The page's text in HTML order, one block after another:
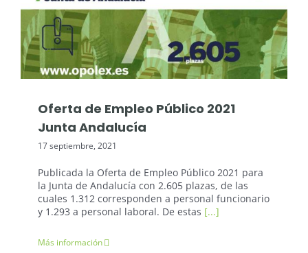
Oposiciones: Junta de Andalucía
Oferta de Empleo Público 2021
Junta Andalucía
17 septiembre, 2021
Publicada la Oferta de Empleo Público 2021 para
la Junta de Andalucía con 2.605 plazas, de las
cuales 1.312 corresponden a personal funcionario
y 1.293 a personal laboral. De estas [...]
Más información